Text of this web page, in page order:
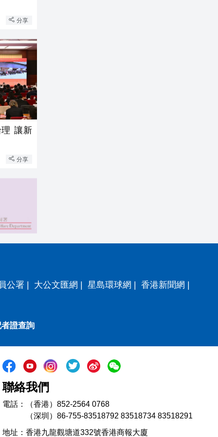
分享
讓新
分享
公署 | 大公文匯網 | 星島環球網 | 香港新聞網 |
證查詢
聯絡我們
電話：（香港）852-2564 0768
（深圳）86-755-83518792 83518734 83518291
地址：香港九龍觀塘道332號香港商報大廈